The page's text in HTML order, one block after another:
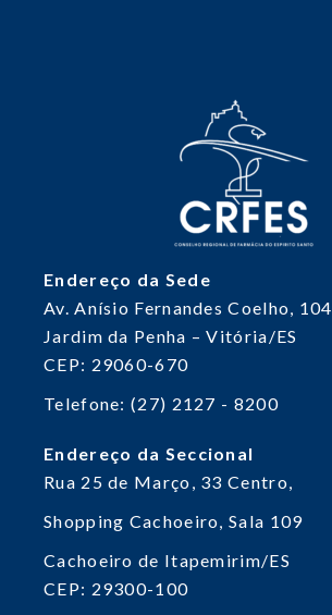
Endereço da Sede
Av. Anísio Fernandes Coelho, 104
Jardim da Penha – Vitória/ES
CEP: 29060-670
Telefone: (27) 2127 - 8200
Endereço da Seccional
Rua 25 de Março, 33Centro,
Shopping Cachoeiro, Sala 109
Cachoeiro de Itapemirim/ES
CEP: 29300-100